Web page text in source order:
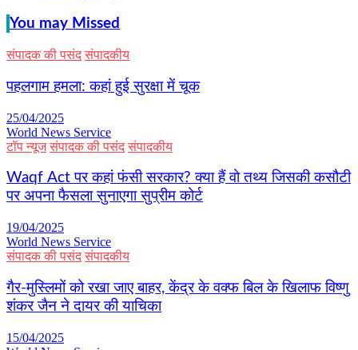
You may Missed
संपादक की पसंद संपादकीय
पहलगाम हमला: कहां हुई सुरक्षा में चूक
25/04/2025
World News Service
टॉप न्यूज संपादक की पसंद संपादकीय
Waqf Act पर कहां फंसी सरकार? क्या हैं वो तथ्य जिसकी कसौटी
पर अपना फैसला सुनाएगा सुप्रीम कोर्ट
19/04/2025
World News Service
संपादक की पसंद संपादकीय
गैर-मुस्लिमों को रखा जाए बाहर, केंद्र के वक्फ बिल के खिलाफ विष्णु
शंकर जैन ने दायर की याचिका
15/04/2025